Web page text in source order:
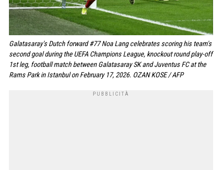
Galatasaray's Dutch forward #77 Noa Lang celebrates scoring his team's
second goal during the UEFA Champions League, knockout round play-off
1st leg, football match between Galatasaray SK and Juventus FC at the
Rams Park in Istanbul on February 17, 2026. OZAN KOSE / AFP